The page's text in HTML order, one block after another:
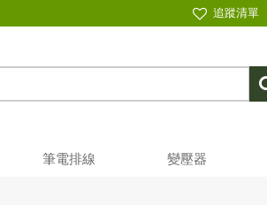
追蹤清單
筆電排線 變壓器